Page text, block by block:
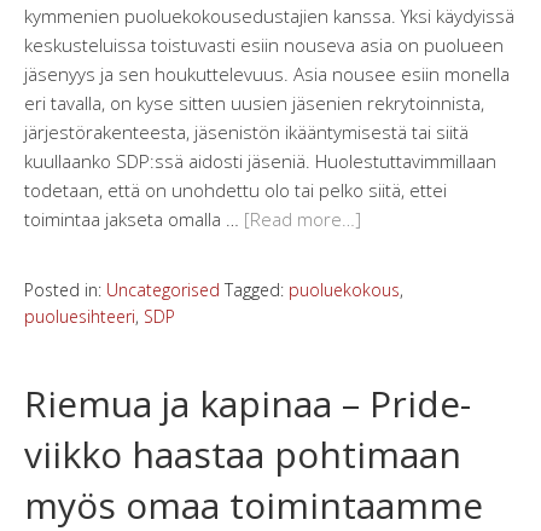
kymmenien puoluekokousedustajien kanssa. Yksi käydyissä
keskusteluissa toistuvasti esiin nouseva asia on puolueen
jäsenyys ja sen houkuttelevuus. Asia nousee esiin monella
eri tavalla, on kyse sitten uusien jäsenien rekrytoinnista,
järjestörakenteesta, jäsenistön ikääntymisestä tai siitä
kuullaanko SDP:ssä aidosti jäseniä. Huolestuttavimmillaan
todetaan, että on unohdettu olo tai pelko siitä, ettei
toimintaa jakseta omalla … [Read more…]
Posted in: Uncategorised Tagged: puoluekokous,
puoluesihteeri, SDP
Riemua ja kapinaa – Pride-
viikko haastaa pohtimaan
myös omaa toimintaamme